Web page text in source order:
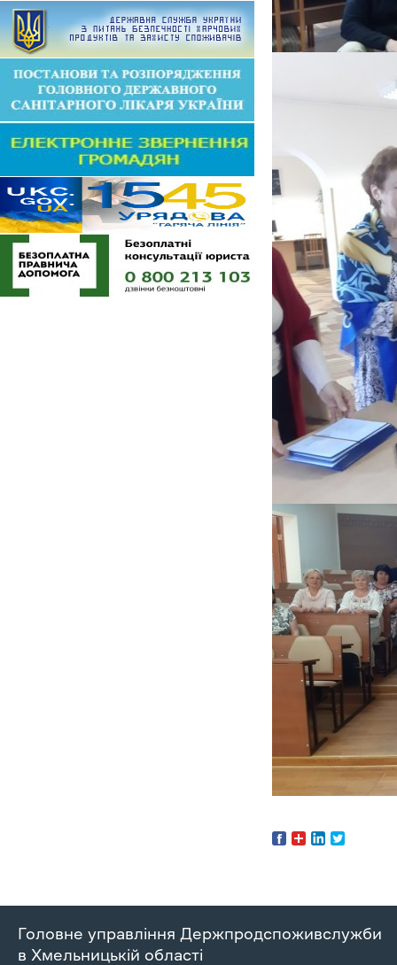
Головне управління Держпродспоживслужби
в Хмельницькій області